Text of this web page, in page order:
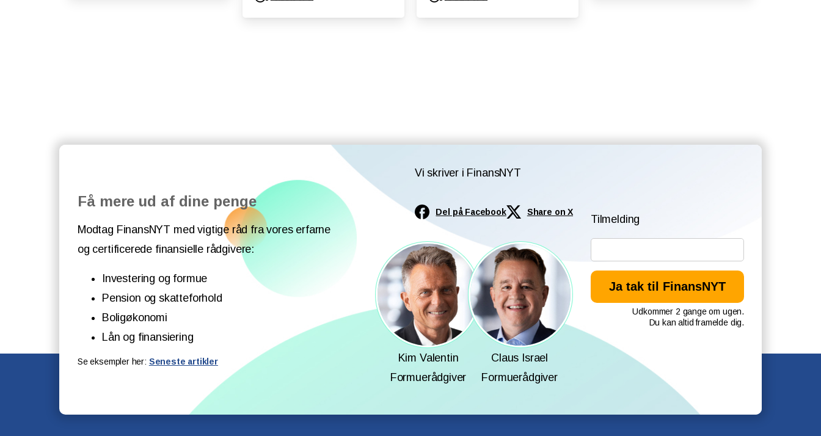
Få mere ud af dine penge
Modtag FinansNYT med vigtige råd fra vores erfarne
og certificerede finansielle rådgivere:
Investering og formue
Pension og skatteforhold
Boligøkonomi
Lån og finansiering
Se eksempler her: Seneste artikler
Vi skriver i FinansNYT
Del på Facebook Share on X
Kim Valentin
Formuerådgiver
Claus Israel
Formuerådgiver
Tilmelding
Udkommer 2 gange om ugen.
Du kan altid framelde dig.